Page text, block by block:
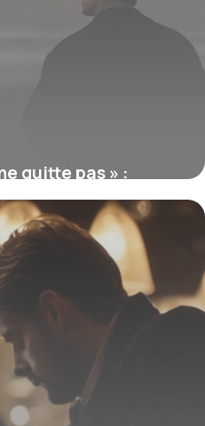
quitte pas » :
à l’amour et à la